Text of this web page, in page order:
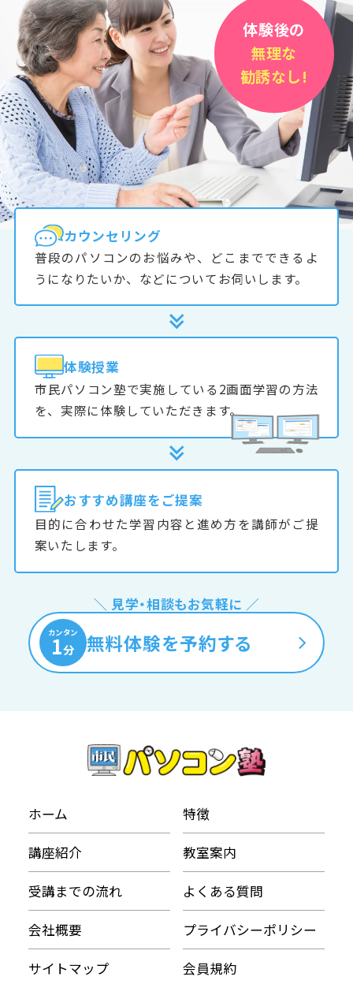
体験後の
無理な
勧誘なし!
カウンセリング
普段のパソコンのお悩みや、どこまでできるよ
うになりたいか、などについてお伺いします。
体験授業
市民パソコン塾で実施している2画面学習の方法
を、実際に体験していただきます。
おすすめ講座をご提案
目的に合わせた学習内容と進め方を講師がご提
案いたします。
＼ 見学・相談もお気軽に ／
カンタン
1分 無料体験を予約する
ホーム 特徴
講座紹介 教室案内
受講までの流れ よくある質問
会社概要 プライバシーポリシー
サイトマップ 会員規約